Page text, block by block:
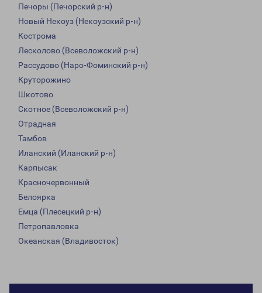
Печоры (Печорский р-н)
Новый Некоуз (Некоузский р-н)
Кострома
Лесколово (Всеволожский р-н)
Рассудово (Наро-Фоминский р-н)
Круторожино
Шкотово
Скотное (Всеволожский р-н)
Отрадная
Тамбов
Иланский (Иланский р-н)
Карпысак
Красночервонный
Белоярка
Емца (Плесецкий р-н)
Петропавловка
Океанская (Владивосток)